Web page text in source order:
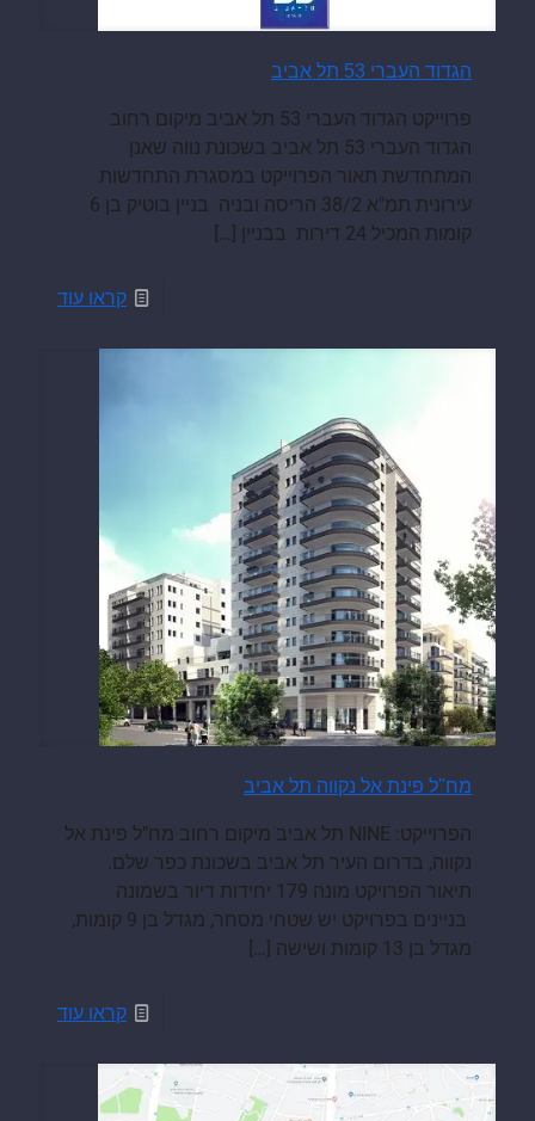
הגדוד העברי 53 תל אביב
פרוייקט הגדוד העברי 53 תל אביב מיקום רחוב
הגדוד העברי 53 תל אביב בשכונת נווה שאנן
המתחדשת תאור הפרוייקט במסגרת התחדשות
עירונית תמ"א 38/2 הריסה ובניה בניין בוטיק בן 6
קומות המכיל 24 דירות בבניין
[…]
קראו עוד
מח"ל פינת אל נקווה תל אביב
הפרוייקט: NINE תל אביב מיקום רחוב מח"ל פינת אל
נקווה, בדרום העיר תל אביב בשכונת כפר שלם.
תיאור הפרויקט מונה 179 יחידות דיור בשמונה
בניינים בפרויקט יש שטחי מסחר, מגדל בן 9 קומות,
מגדל בן 13 קומות ושישה
[…]
קראו עוד